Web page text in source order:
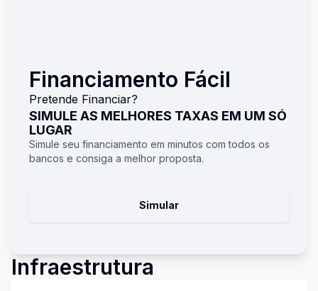
Financiamento Fácil
Pretende Financiar?
SIMULE AS MELHORES TAXAS EM UM SÓ
LUGAR
Simule seu financiamento em minutos com todos os
bancos e consiga a melhor proposta.
Simular
Infraestrutura